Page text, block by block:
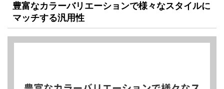
豊富なカラーバリエーションで様々なスタイルに
マッチする汎用性